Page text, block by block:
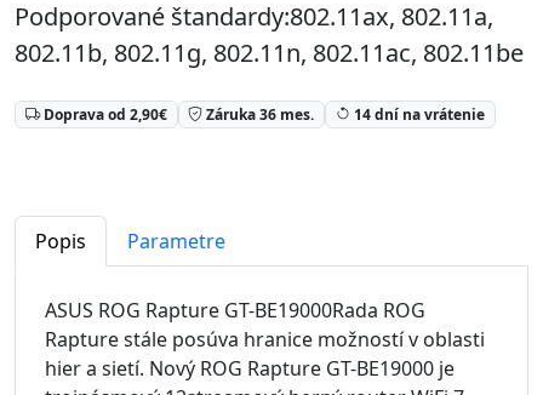
Podporované štandardy:802.11ax, 802.11a,
802.11b, 802.11g, 802.11n, 802.11ac, 802.11be
Doprava od 2,90€ Záruka 36 mes. 14 dní na vrátenie
Popis Parametre
ASUS ROG Rapture GT-BE19000Rada ROG
Rapture stále posúva hranice možností v oblasti
hier a sietí. Nový ROG Rapture GT-BE19000 je